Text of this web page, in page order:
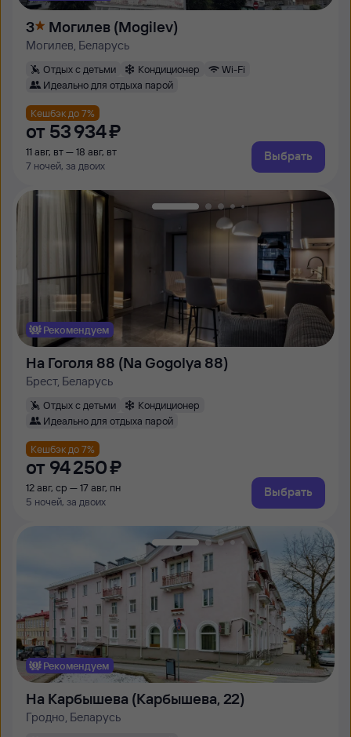
3 Могилев (Mogilev)
Могилев, Беларусь
Отдых с детьми Кондиционер
Wi-Fi
Идеально для отдыха парой
Кешбэк до 7%
от 53 ⁠934 ⁠₽
11 авг, вт — 18 авг, вт
7 ночей, за двоих
Выбрать
Рекомендуем
На Гоголя 88 (Na Gogolya 88)
Брест, Беларусь
Отдых с детьми
Кондиционер
Идеально для отдыха парой
Кешбэк до 7%
от 94 ⁠250 ⁠₽
12 авг, ср — 17 авг, пн
5 ночей, за двоих
Выбрать
Рекомендуем
На Карбышева (Карбышева, 22)
Гродно, Беларусь